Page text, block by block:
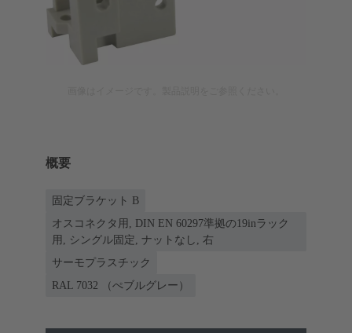
概要
固定ブラケット B
オスコネクタ用, DIN EN 60297準拠の19inラック
用, シングル固定, ナットなし, 右
サーモプラスチック
RAL 7032 （ぺブルグレー）